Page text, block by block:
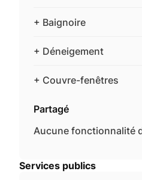
+ Baignoire
+ Déneigement
+ Couvre-fenêtres
Partagé
Aucune fonctionnalité
Services publics